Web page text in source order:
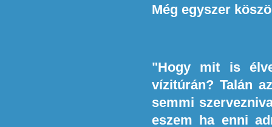
Még egyszer
"Hogy mit is
vízitúrán? Talán
semmi
eszem ha enni